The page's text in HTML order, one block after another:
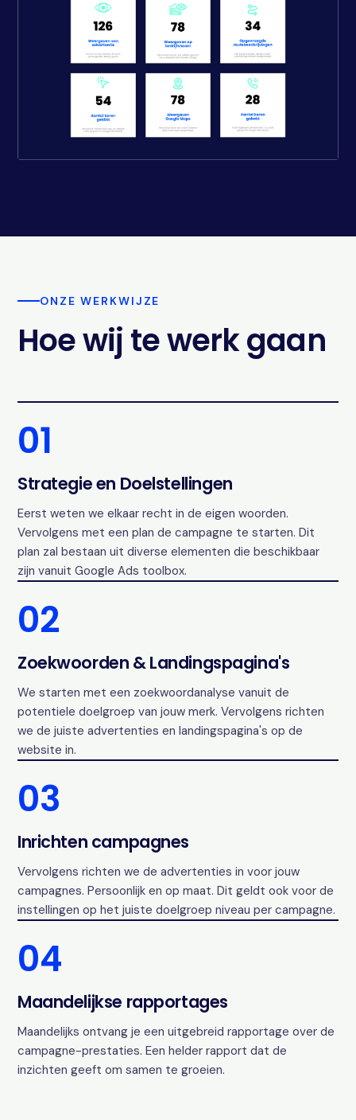
ONZE WERKWIJZE
Hoe wij te werk gaan
01
Strategie en Doelstellingen
Eerst weten we elkaar recht in de eigen woorden.
Vervolgens met een plan de campagne te starten. Dit
plan zal bestaan uit diverse elementen die beschikbaar
zijn vanuit Google Ads toolbox.
02
Zoekwoorden & Landingspagina's
We starten met een zoekwoordanalyse vanuit de
potentiele doelgroep van jouw merk. Vervolgens richten
we de juiste advertenties en landingspagina's op de
website in.
03
Inrichten campagnes
Vervolgens richten we de advertenties in voor jouw
campagnes. Persoonlijk en op maat. Dit geldt ook voor de
instellingen op het juiste doelgroep niveau per campagne.
04
Maandelijkse rapportages
Maandelijks ontvang je een uitgebreid rapportage over de
campagne-prestaties. Een helder rapport dat de
inzichten geeft om samen te groeien.